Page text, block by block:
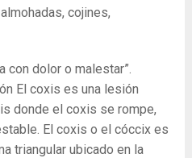
cojines,
con dolor o malestar”.
El coxis es una lesión
donde el coxis se rompe,
El coxis o el cóccix es
triangular ubicado en la